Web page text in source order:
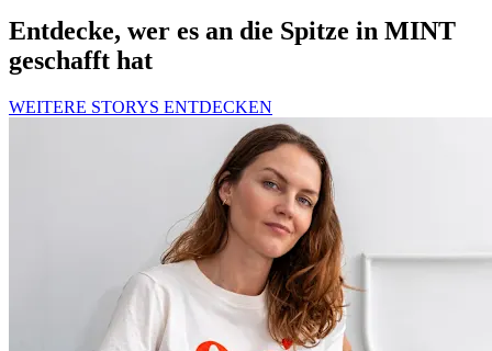
Entdecke, wer es an die Spitze in MINT
geschafft hat
WEITERE STORYS ENTDECKEN